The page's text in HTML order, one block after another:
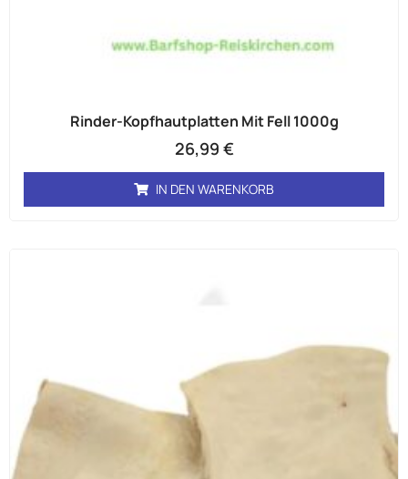
Rinder-Kopfhautplatten Mit Fell 1000g
26,99 €
IN DEN WARENKORB